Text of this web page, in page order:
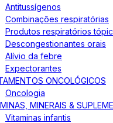
Antitussígenos
Combinações respiratórias
Produtos respiratórios
Descongestionantes orais
Alívio da febre
Expectorantes
ONCOLÓGICOS
Oncologia
MINERAIS &
Vitaminas infantis